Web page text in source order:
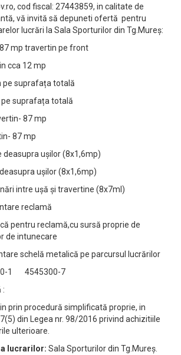
, cod fiscal: 27443859, in calitate de
vă invită să depuneti ofertă pentru
lucrări la Sala Sporturilor din Tg.Mureș:
mp travertin pe front
cca 12 mp
suprafața totală
suprafața totală
87 mp
87 mp
ușilor (8x1,6mp)
ușilor (8x1,6mp)
intre ușă și travertine (8x7ml)
reclamă
pentru reclamă,cu sursă proprie de
de intunecare
schelă metalică pe parcursul lucrărilor
1 4545300-7
:
prin procedură simplificată proprie, in
din Legea nr. 98/2016 privind achizitiile
ulterioare.
a lucrarilor: Sala Sporturilor din Tg.Mureș.